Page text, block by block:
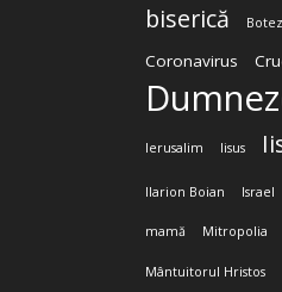
biserică
Coronavirus
Ierusalim Iisus
Ilarion Boian Israel
mamă Mitropolia
Mântuitorul Hristos